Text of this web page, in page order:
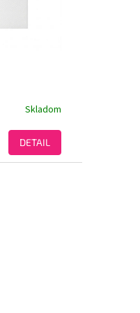
Skladom
DETAIL